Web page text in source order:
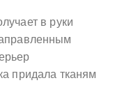
в руки
придала тканям